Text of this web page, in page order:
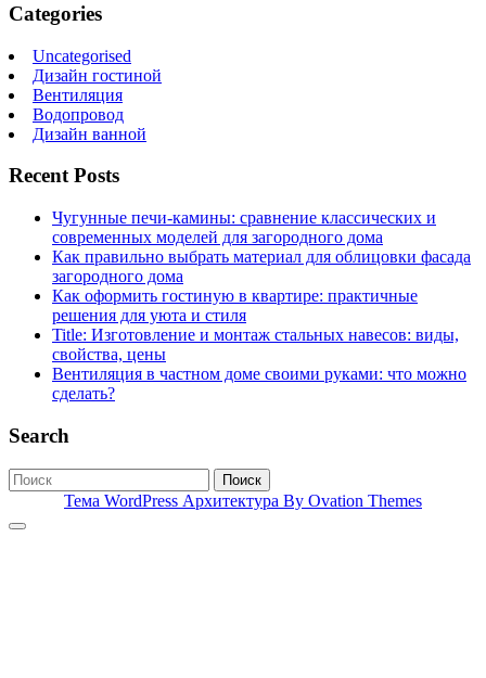
Categories
Uncategorised
Дизайн гостиной
Вентиляция
Водопровод
Дизайн ванной
Recent Posts
Чугунные печи-камины: сравнение классических и
современных моделей для загородного дома
Как правильно выбрать материал для облицовки фасада
загородного дома
Как оформить гостиную в квартире: практичные
решения для уюта и стиля
Title: Изготовление и монтаж стальных навесов: виды,
свойства, цены
Вентиляция в частном доме своими руками: что можно
сделать?
Search
Поиск
Тема WordPress Архитектура By Ovation Themes